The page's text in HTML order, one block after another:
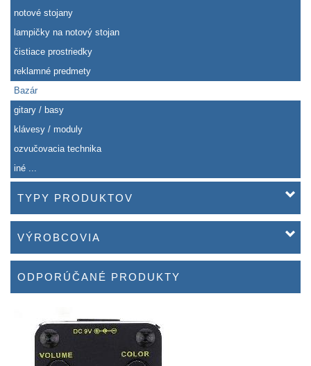
notové stojany
lampičky na notový stojan
čistiace prostriedky
reklamné predmety
Bazár
gitary / basy
klávesy / moduly
ozvučovacia technika
iné ...
TYPY PRODUKTOV
VÝROBCOVIA
ODPORÚČANÉ PRODUKTY